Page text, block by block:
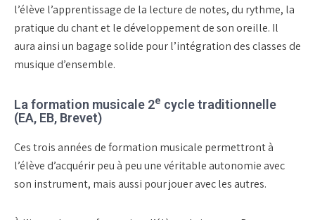
l’élève l’apprentissage de la lecture de notes, du rythme, la
pratique du chant et le développement de son oreille. Il
aura ainsi un bagage solide pour l’intégration des classes de
musique d’ensemble.
La formation musicale 2e cycle traditionnelle
(EA, EB, Brevet)
Ces trois années de formation musicale permettront à
l’élève d’acquérir peu à peu une véritable autonomie avec
son instrument, mais aussi pour jouer avec les autres.